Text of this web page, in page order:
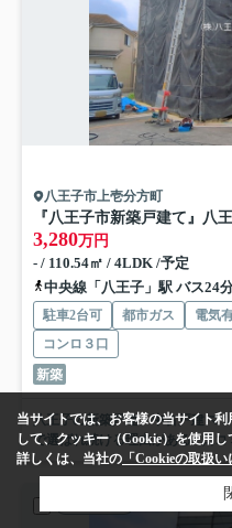
八王子市上壱分方町
3,280万円
- / 110.54㎡ / 4LDK /予定
中央線「八王子」駅 バス24
駐車2台可 都市ガス 電気
コンロ３口
新築
八王子の新築戸建・中古戸建 マン
で選ばれ続ける理由がある♪ 口コ
当サイトでは、お客様の当サイト
して、クッキー（Cookie）を使用し
詳しくは、当社の 「Cookieの取扱い